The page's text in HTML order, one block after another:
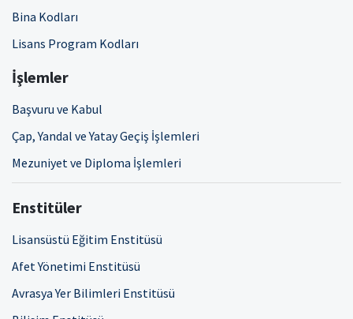
Bina Kodları
Lisans Program Kodları
İşlemler
Başvuru ve Kabul
Çap, Yandal ve Yatay Geçiş İşlemleri
Mezuniyet ve Diploma İşlemleri
Enstitüler
Lisansüstü Eğitim Enstitüsü
Afet Yönetimi Enstitüsü
Avrasya Yer Bilimleri Enstitüsü